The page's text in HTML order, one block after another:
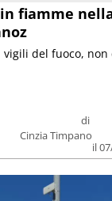
fiamme
di
Cinzia Timpano
il
del fuoco, non